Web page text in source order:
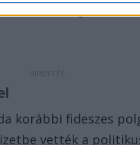
támogatási
korábbi fideszes
vették a